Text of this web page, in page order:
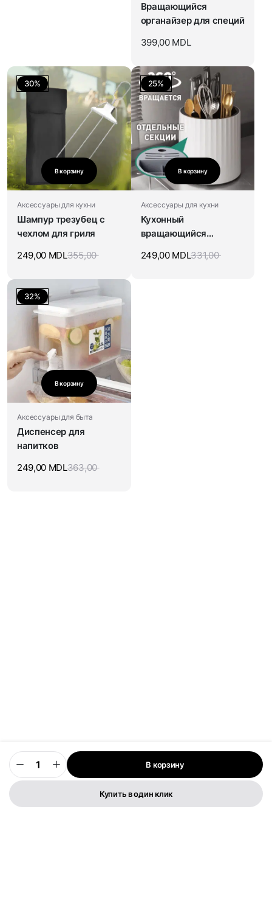
В корзину
Купить в один клик
Вращающийся
органайзер для специй
399,00 MDL
30%
В корзину
Аксессуары для кухни
Шампур трезубец с
чехлом для гриля
355,00
249,00 MDL
25%
В корзину
Аксессуары для кухни
Кухонный
вращающийся
столовых приборов
331,00
249,00 MDL
32%
В корзину
Аксессуары для быта
Диспенсер для
напитков
363,00
249,00 MDL